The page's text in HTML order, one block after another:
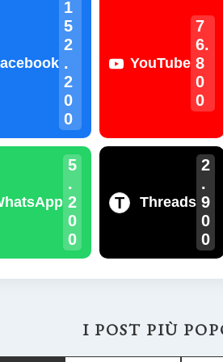
1
5
2
.
2
0
0
YouTube
7
6.
8
0
0
5
.
2
0
0
T Threads
2
.
9
0
0
I POST PIÙ